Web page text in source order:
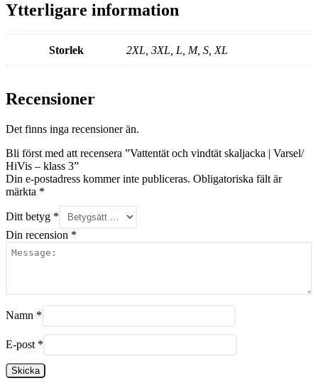
Ytterligare information
Storlek 2XL, 3XL, L, M, S, XL
Recensioner
Det finns inga recensioner än.
Bli först med att recensera ”Vattentät och vindtät skaljacka | Varsel/
HiVis – klass 3”
Din e-postadress kommer inte publiceras. Obligatoriska fält är
märkta *
Ditt betyg *
Din recension *
Namn *
E-post *